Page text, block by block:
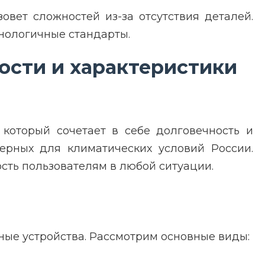
сложностей из-за отсутствия деталей.
стандарты.
и характеристики
сочетает в себе долговечность и
для климатических условий России.
пользователям в любой ситуации.
устройства. Рассмотрим основные виды: